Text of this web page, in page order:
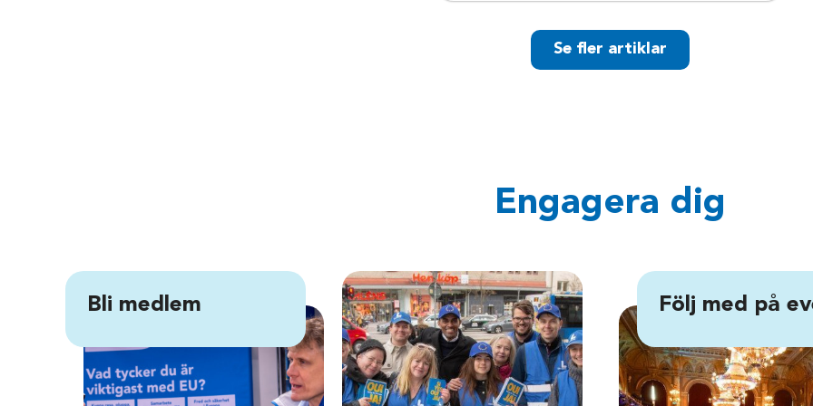
Se fler artiklar
Engagera dig
Bli medlem Följ med på